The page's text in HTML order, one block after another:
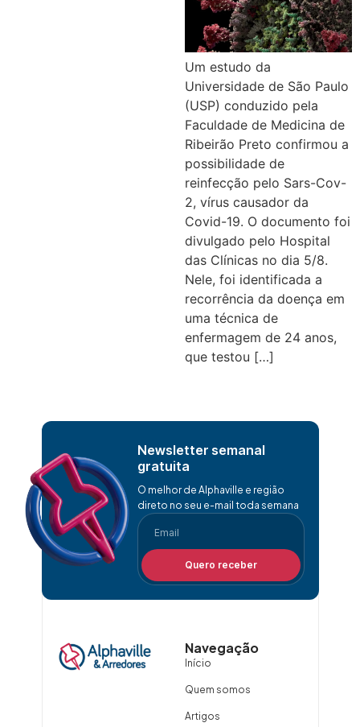
Um estudo da
Universidade de São Paulo
(USP) conduzido pela
Faculdade de Medicina de
Ribeirão Preto confirmou a
possibilidade de
reinfecção pelo Sars-Cov-
2, vírus causador da
Covid-19. O documento foi
divulgado pelo Hospital
das Clínicas no dia 5/8.
Nele, foi identificada a
recorrência da doença em
uma técnica de
enfermagem de 24 anos,
que testou […]
Newsletter semanal
gratuita
O melhor de Alphaville e região
direto no seu e-mail toda semana
Quero receber
Navegação
Início
Quem somos
Artigos